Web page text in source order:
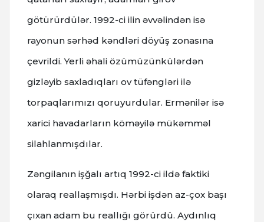
götürürdülər. 1992-ci ilin əvvəlindən isə
rayonun sərhəd kəndləri döyüş zonasına
çevrildi. Yerli əhali özümüzünkülərdən
gizləyib saxladıqları ov tüfəngləri ilə
torpaqlarımızı qoruyurdular. Ermənilər isə
xarici havadarların köməyilə mükəmməl
silahlanmışdılar.
Zəngilanın işğalı artıq 1992-ci ildə faktiki
olaraq reallaşmışdı. Hərbi işdən az-çox başı
çıxan adam bu reallığı görürdü. Aydınlıq